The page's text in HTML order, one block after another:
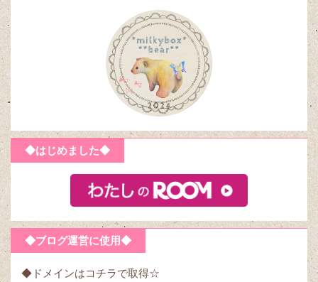
◆はじめました◆
◆ブログ運営に使用◆
◆ドメインはコチラで取得☆